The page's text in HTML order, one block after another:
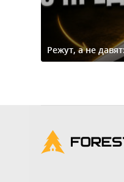
Режут, а не